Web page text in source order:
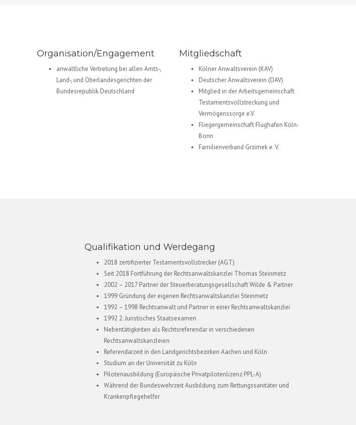
Organisation/Engagement
anwaltliche Vertretung bei allen Amts-,
Land-, und Oberlandesgerichten der
Bundesrepublik Deutschland
Mitgliedschaft
Kölner Anwaltsverein (KAV)
Deutscher Anwaltsverein (DAV)
Mitglied in der Arbeitsgemeinschaft
Testamentsvollstreckung und
Vermögenssorge e.V.
Fliegergemeinschaft Flughafen Köln-
Bonn
Familienverband Grzimek e. V.
Qualifikation und Werdegang
2018 zertifizierter Testamentsvollstrecker (AGT)
Seit 2018 Fortführung der Rechtsanwaltskanzlei Thomas Steinmetz
2002 – 2017 Partner der Steuerberatungsgesellschaft Wilde & Partner
1999 Gründung der eigenen Rechtsanwaltskanzlei Steinmetz
1992 – 1998 Rechtsanwalt und Partner in einer Rechtsanwaltskanzlei
1992 2. Juristisches Staatsexamen
Nebentätigkeiten als Rechtsreferendar in verschiedenen
Rechtsanwaltskanzleien
Referendarzeit in den Landgerichtsbezirken Aachen und Köln
Studium an der Universität zu Köln
Pilotenausbildung (Europäische Privatpilotenlizenz PPL-A)
Während der Bundeswehrzeit Ausbildung zum Rettungssanitäter und
Krankenpflegehelfer